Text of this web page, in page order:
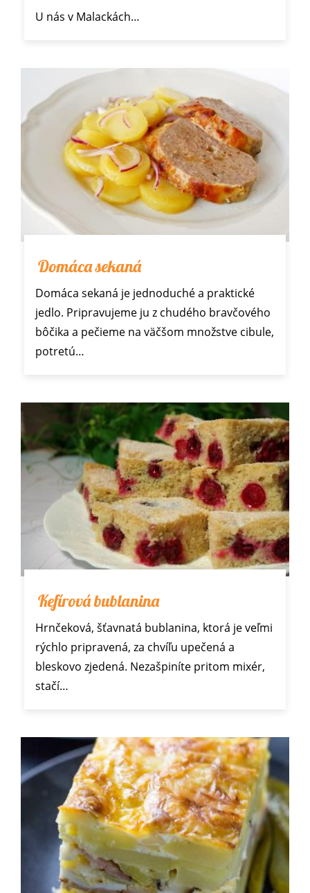
U nás v Malackách…
Domáca sekaná
Domáca sekaná je jednoduché a praktické
jedlo. Pripravujeme ju z chudého bravčového
bôčika a pečieme na väčšom množstve cibule,
potretú…
Kefírová bublanina
Hrnčeková, šťavnatá bublanina, ktorá je veľmi
rýchlo pripravená, za chvíľu upečená a
bleskovo zjedená. Nezašpiníte pritom mixér,
stačí…